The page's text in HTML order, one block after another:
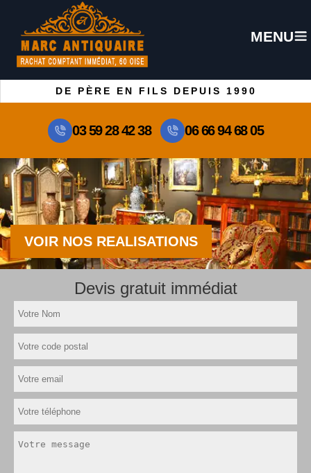
MENU
DE PÈRE EN FILS DEPUIS 1990
03 59 28 42 38 06 66 94 68 05
VOIR NOS REALISATIONS
Devis gratuit immédiat